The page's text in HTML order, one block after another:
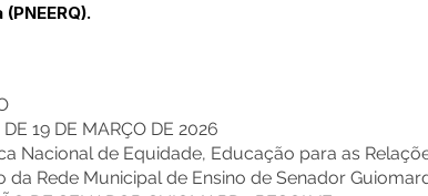
19 DE MARÇO DE 2026
Nacional de Equidade, Educação para as
da Rede Municipal de Ensino de Senador